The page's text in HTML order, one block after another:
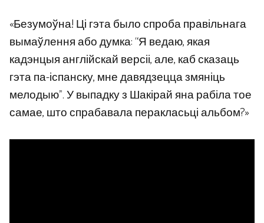
«Безумоўна! Ці гэта было спроба правільнага
вымаўлення або думка: “Я ведаю, якая
кадэнцыя англійскай версіі, але, каб сказаць
гэта па-іспанску, мне давядзецца змяніць
мелодыю”. У выпадку з Шакірай яна рабіла тое
самае, што спрабавала перакласьці альбом?»